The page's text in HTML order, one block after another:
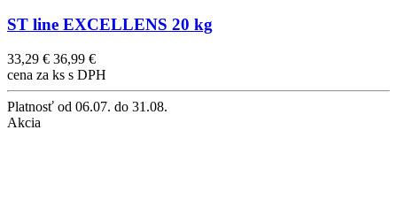
ST line EXCELLENS 20 kg
33,29 € 36,99 €
cena za ks s DPH
Platnosť od 06.07. do 31.08.
Akcia